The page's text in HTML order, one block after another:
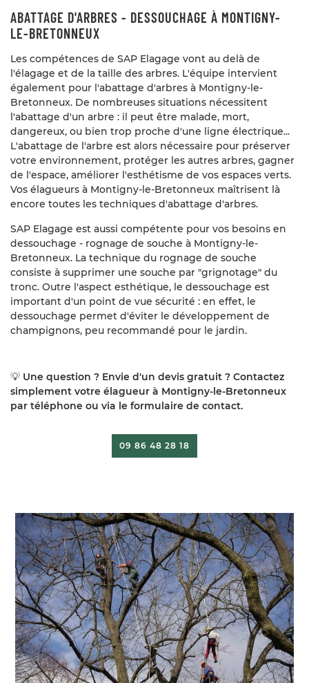
Élagage
d’arbre
Abattage
de patrimoine arboré
Avis
Contact
RESTEZ
REJOIGNEZ-
ABATTAGE D'ARBRES - DESSOUCHAGE À MONTIGNY-
LE-BRETONNEUX
Les compétences de SAP Elagage vont au delà de
l'élagage et de la taille des arbres. L'équipe intervient
également pour l'abattage d'arbres à Montigny-le-
Bretonneux. De nombreuses situations nécessitent
l'abattage d'un arbre : il peut être malade, mort,
dangereux, ou bien trop proche d'une ligne électrique...
L'abattage de l'arbre est alors nécessaire pour préserver
votre environnement, protéger les autres arbres, gagner
de l'espace, améliorer l'esthétisme de vos espaces verts.
Vos élagueurs à Montigny-le-Bretonneux maîtrisent là
encore toutes les techniques d'abattage d'arbres.
SAP Elagage est aussi compétente pour vos besoins en
dessouchage - rognage de souche à Montigny-le-
Bretonneux. La technique du rognage de souche
consiste à supprimer une souche par "grignotage" du
tronc. Outre l'aspect esthétique, le dessouchage est
important d'un point de vue sécurité : en effet, le
dessouchage permet d'éviter le développement de
champignons, peu recommandé pour le jardin.
💡 Une question ? Envie d'un devis gratuit ? Contactez
simplement votre élagueur à Montigny-le-Bretonneux
par téléphone ou via le formulaire de contact.
09 86 48 28 18